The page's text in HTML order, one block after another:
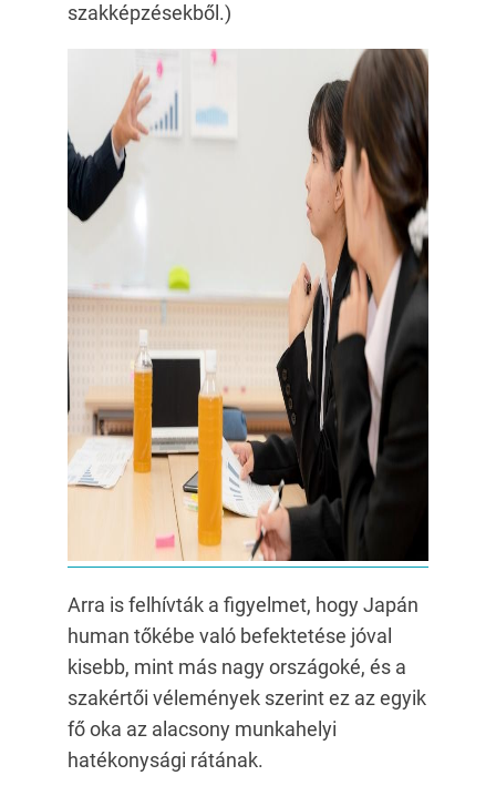
szakképzésekből.)
Arra is felhívták a figyelmet, hogy Japán
human tőkébe való befektetése jóval
kisebb, mint más nagy országoké, és a
szakértői vélemények szerint ez az egyik
fő oka az alacsony munkahelyi
hatékonysági rátának.